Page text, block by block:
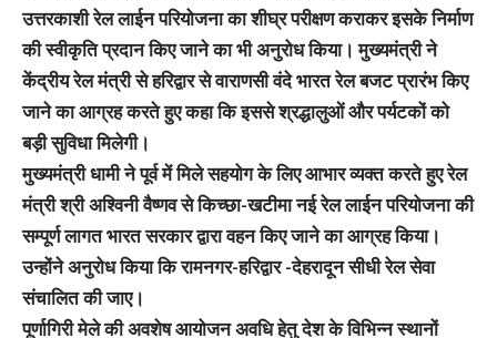
उत्तरकाशी रेल लाईन परियोजना का शीघ्र परीक्षण कराकर इसके निर्माण
की स्वीकृति प्रदान किए जाने का भी अनुरोध किया। मुख्यमंत्री ने
केंद्रीय रेल मंत्री से हरिद्वार से वाराणसी वंदे भारत रेल बजट प्रारंभ किए
जाने का आग्रह करते हुए कहा कि इससे श्रद्धालुओं और पर्यटकों को
बड़ी सुविधा मिलेगी।
मुख्यमंत्री धामी ने पूर्व में मिले सहयोग के लिए आभार व्यक्त करते हुए रेल
मंत्री श्री अश्विनी वैष्णव से किच्छा-खटीमा नई रेल लाईन परियोजना की
सम्पूर्ण लागत भारत सरकार द्वारा वहन किए जाने का आग्रह किया।
उन्होंने अनुरोध किया कि रामनगर-हरिद्वार -देहरादून सीधी रेल सेवा
संचालित की जाए।
पूर्णागिरी मेले की अवशेष आयोजन अवधि हेतु देश के विभिन्न स्थानों